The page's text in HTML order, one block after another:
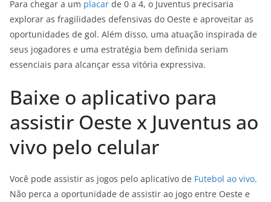
Para chegar a um placar de 0 a 4, o Juventus precisaria
explorar as fragilidades defensivas do Oeste e aproveitar as
oportunidades de gol. Além disso, uma atuação inspirada de
seus jogadores e uma estratégia bem definida seriam
essenciais para alcançar essa vitória expressiva.
Baixe o aplicativo para
assistir Oeste x Juventus ao
vivo pelo celular
Você pode assistir as jogos pelo aplicativo de Futebol ao vivo.
Não perca a oportunidade de assistir ao jogo entre Oeste e